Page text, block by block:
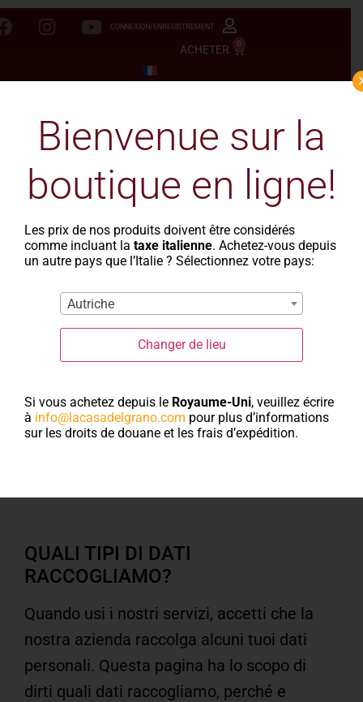
CONNEXION/ENREGISTREMENT
ACHETER 0
Privacy
Informativa ai sensi del
Regolamento UE 2016/679
QUALI TIPI DI DATI
RACCOGLIAMO?
Quando usi i nostri servizi, accetti che la
nostra azienda raccolga alcuni tuoi dati
personali. Questa pagina ha lo scopo di
dirti quali dati raccogliamo, perché e
Bienvenue sur la
boutique en ligne!
Les prix de nos produits doivent être considérés
comme incluant lataxe italienne. Achetez-vous depuis
un autre pays que l’Italie ? Sélectionnez votre pays:
Autriche
Changer de lieu
Si vous achetez depuis le Royaume-Uni, veuillez écrire
à info@lacasadelgrano.com pour plus d’informations
sur les droits de douane et les frais d’expédition.